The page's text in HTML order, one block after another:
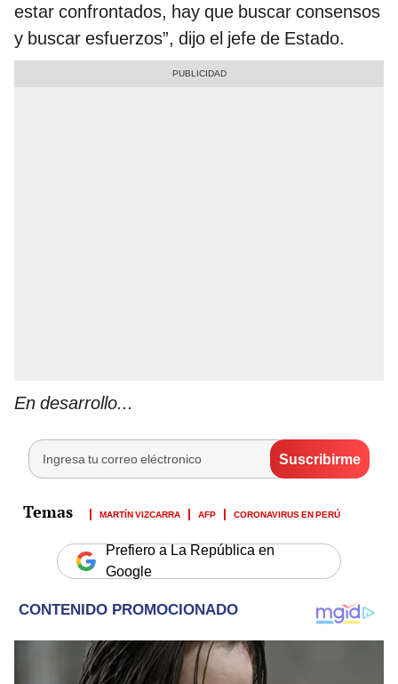
estar confrontados, hay que buscar consensos
y buscar esfuerzos”, dijo el jefe de Estado.
En desarrollo...
MARTÍN VIZCARRA AFP CORONAVIRUS EN PERÚ
Prefiero a La República en
Google